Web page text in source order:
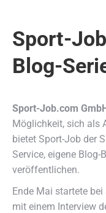
Sport-
Blog-
Sport-Job.com
Möglichkeit, sich als
bietet Sport-Job der
Service, eigene
veröffentlichen.
Ende Mai startete
mit einem Interview